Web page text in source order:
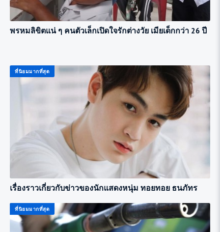
พรหมลิขิตแน่ ๆ คนตัวเล็กเปิดใจรักต่างวัย เมียเด็กกว่า 26 ปี
ที่นิยมมากที่สุด
เรื่องราวเกี่ยวกับข่าวของนักแสดงหนุ่ม ทอยทอย ธนภัทร
ที่นิยมมากที่สุด